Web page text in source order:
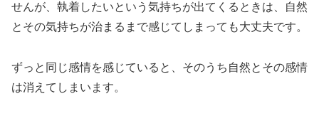
せんが、執着したいという気持ちが出てくるときは、自然
とその気持ちが治まるまで感じてしまっても大丈夫です。
ずっと同じ感情を感じていると、そのうち自然とその感情
は消えてしまいます。